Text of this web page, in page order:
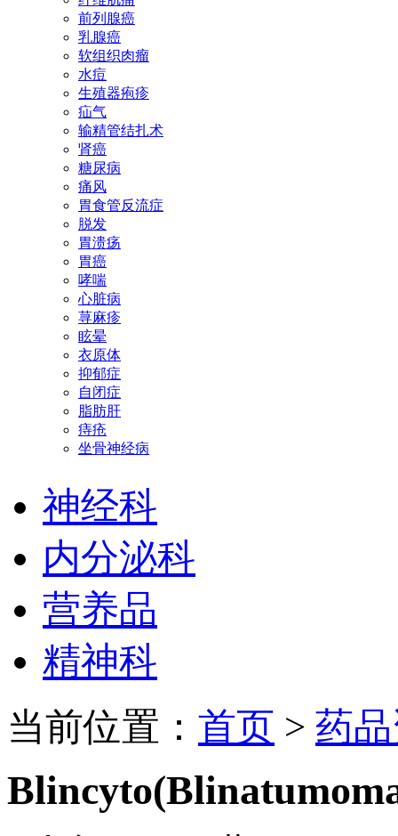
前列腺癌
乳腺癌
软组织肉瘤
水痘
生殖器疱疹
疝气
输精管结扎术
肾癌
糖尿病
痛风
胃食管反流症
脱发
胃溃疡
胃癌
哮喘
心脏病
荨麻疹
眩晕
衣原体
抑郁症
自闭症
脂肪肝
痔疮
坐骨神经病
神经科
内分泌科
营养品
精神科
当前位置： 首页 > 药